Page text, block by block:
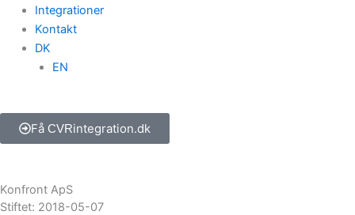
Integrationer
Kontakt
DK
EN
Få CVRintegration.dk
Konfront ApS
Stiftet: 2018-05-07